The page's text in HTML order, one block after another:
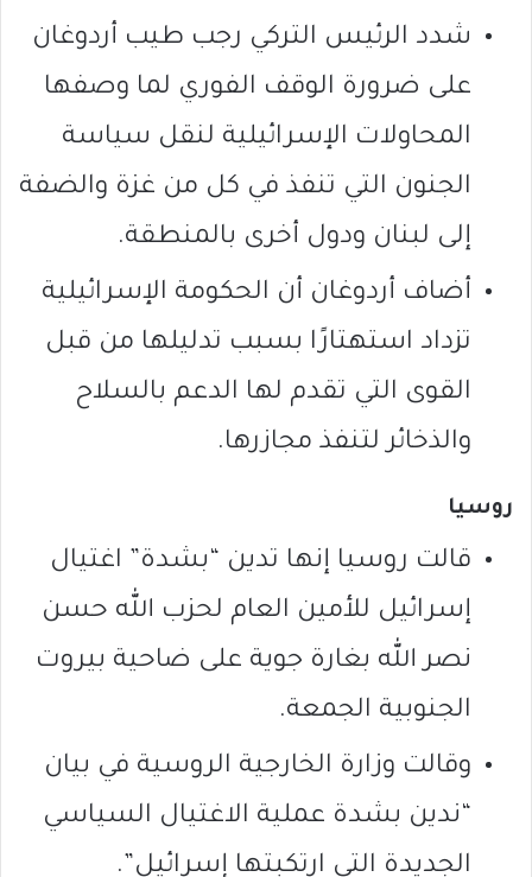
شدد الرئيس التركي رجب طيب أردوغان
على ضرورة الوقف الفوري لما وصفها
المحاولات الإسرائيلية لنقل سياسة
الجنون التي تنفذ في كل من غزة والضفة
إلى لبنان ودول أخرى بالمنطقة.
أضاف أردوغان أن الحكومة الإسرائيلية
تزداد استهتارًا بسبب تدليلها من قبل
القوى التي تقدم لها الدعم بالسلاح
والذخائر لتنفذ مجازرها.
روسيا
قالت روسيا إنها تدين “بشدة” اغتيال
إسرائيل للأمين العام لحزب الله حسن
نصر الله بغارة جوية على ضاحية بيروت
الجنوبية الجمعة.
وقالت وزارة الخارجية الروسية في بيان
“ندين بشدة عملية الاغتيال السياسي
الجديدة التي ارتكبتها إسرائيل”.